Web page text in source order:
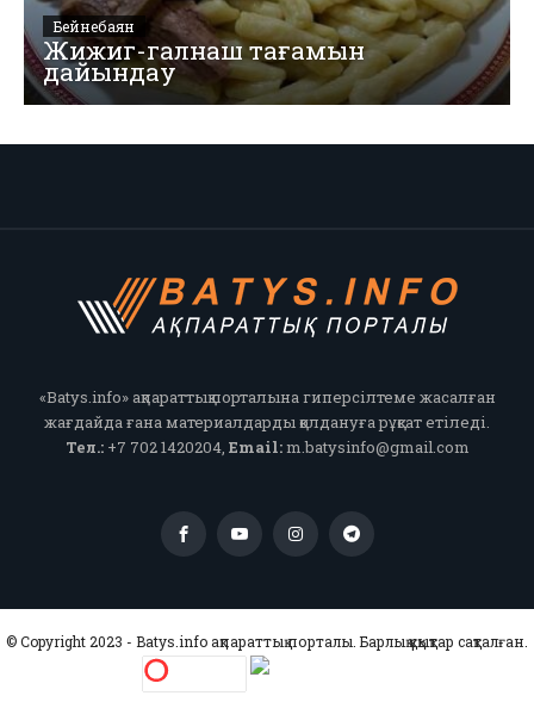
Бейнебаян
Жижиг-галнаш тағамын
дайындау
«Batys.info» ақпараттық порталына гиперсілтеме жасалған
жағдайда ғана материалдарды қолдануға рұқсат етіледі.
Тел.:+7 702 1420204, Email:m.batysinfo@gmail.com
© Copyright 2023 - Batys.info ақпараттық порталы. Барлық құқықтар сақталған.